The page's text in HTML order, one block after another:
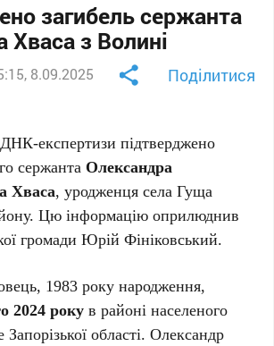
загибель сержанта
Хваса з Волині
8.09.2025 Поділитися
експертизи підтверджено
сержанта Олександра
Хваса, уродженця села Гуща
Цю інформацію оприлюднив
громади Юрій Фініковський.
1983 року народження,
2024 року в районі населеного
області. Олександр